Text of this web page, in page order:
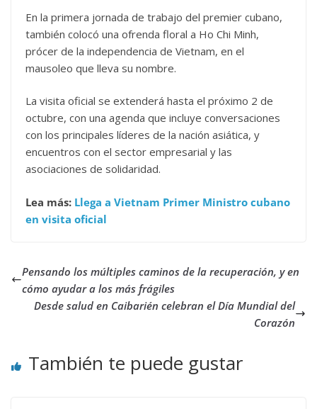
En la primera jornada de trabajo del premier cubano,
también colocó una ofrenda floral a Ho Chi Minh,
prócer de la independencia de Vietnam, en el
mausoleo que lleva su nombre.
La visita oficial se extenderá hasta el próximo 2 de
octubre, con una agenda que incluye conversaciones
con los principales líderes de la nación asiática, y
encuentros con el sector empresarial y las
asociaciones de solidaridad.
Lea más: Llega a Vietnam Primer Ministro cubano
en visita oficial
Pensando los múltiples caminos de la recuperación, y en
cómo ayudar a los más frágiles
Desde salud en Caibarién celebran el Día Mundial del
Corazón
También te puede gustar